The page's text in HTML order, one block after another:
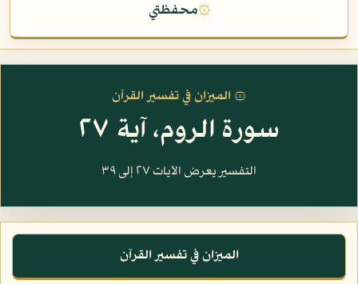
۞محفظتي
۞ الميزان في تفسير القرآن
سورة الروم، آية ٢٧
التفسير يعرض الآيات ٢٧ إلى ٣٩
الميزان في تفسير القرآن